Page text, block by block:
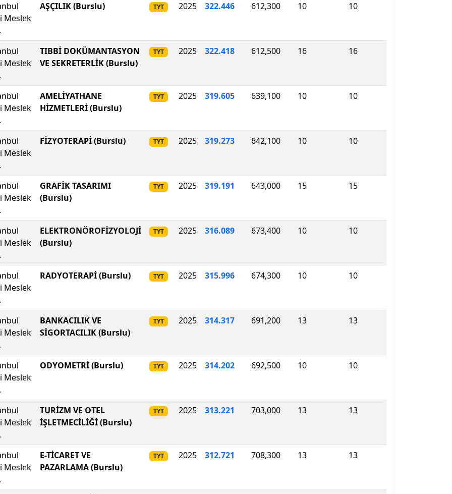
Meslek
AŞÇILIK (Burslu) TYT 2025 322.446 612,300 10 10
Meslek
TIBBİ DOKÜMANTASYON
VE SEKRETERLİK (Burslu)
TYT 2025 322.418 612,500 16 16
Meslek
AMELİYATHANE
HİZMETLERİ (Burslu)
TYT 2025 319.605 639,100 10 10
Meslek
FİZYOTERAPİ (Burslu) TYT 2025 319.273 642,100 10 10
Meslek
GRAFİK TASARIMI
(Burslu)
TYT 2025 319.191 643,000 15 15
Meslek
ELEKTRONÖROFİZYOLOJİ
(Burslu)
TYT 2025 316.089 673,400 10 10
Meslek
RADYOTERAPİ (Burslu) TYT 2025 315.996 674,300 10 10
Meslek
BANKACILIK VE
SİGORTACILIK (Burslu)
TYT 2025 314.317 691,200 13 13
Meslek
ODYOMETRİ (Burslu) TYT 2025 314.202 692,500 10 10
Meslek
TURİZM VE OTEL
İŞLETMECİLİĞİ (Burslu)
TYT 2025 313.221 703,000 13 13
Meslek
E-TİCARET VE
PAZARLAMA (Burslu)
TYT 2025 312.721 708,300 13 13